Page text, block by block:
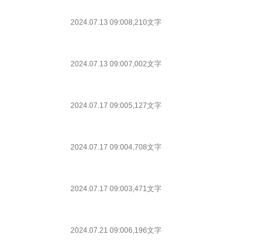
2024.07.13 09:008,210文字
2024.07.13 09:007,002文字
2024.07.17 09:005,127文字
2024.07.17 09:004,708文字
2024.07.17 09:003,471文字
2024.07.21 09:006,196文字